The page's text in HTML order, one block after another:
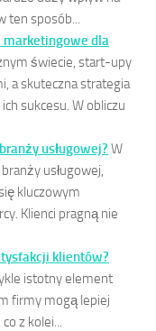
ten sposób...
marketingowe dla
świecie, start-upy
a skuteczna strategia
sukcesu. W obliczu
usługowej? W
usługowej,
kluczowym
Klienci pragną nie
klientów?
istotny element
firmy mogą lepiej
z kolei...